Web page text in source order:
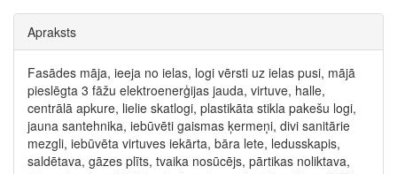
Apraksts
Fasādes māja, ieeja no ielas, logi vērsti uz ielas pusi, mājā
pieslēgta 3 fāžu elektroenerģijas jauda, virtuve, halle,
centrālā apkure, lielie skatlogi, plastikāta stikla pakešu logi,
jauna santehnika, iebūvēti gaismas ķermeņi, divi sanitārie
mezgli, iebūvēta virtuves iekārta, bāra lete, ledusskapis,
saldētava, gāzes plīts, tvaika nosūcējs, pārtikas noliktava,